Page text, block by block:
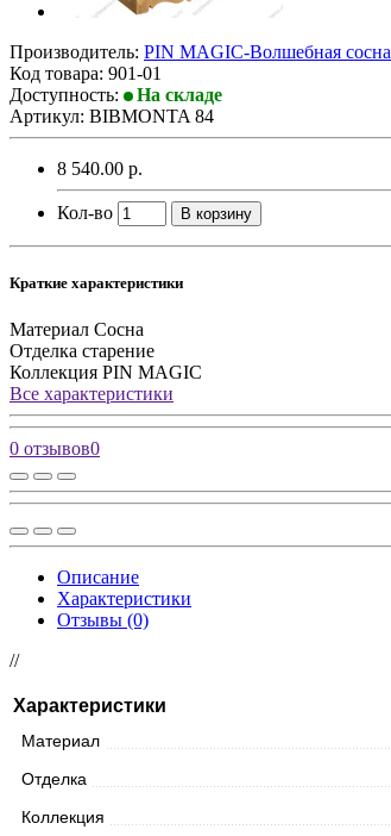
Производитель: PIN MAGIС-Волшебная сосна
Код товара: 901-01
Доступность:
На складе
Артикул: BIBMONTA 84
8 540.00 р.
Кол-во В корзину
Краткие характеристики
Материал Сосна
Отделка старение
Коллекция PIN MAGIС
Все характеристики
0 отзывов0
Описание
Характеристики
Отзывы (0)
//
Характеристики
Материал
Отделка
Коллекция